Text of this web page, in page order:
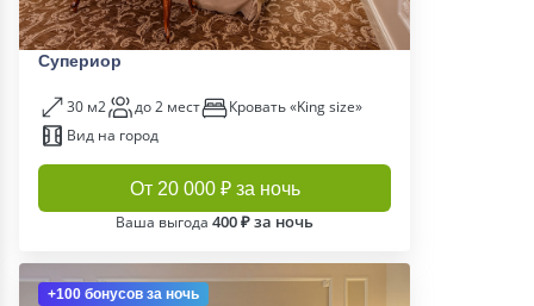
Супериор
30 м2 до 2 мест
Кровать «King size»
Вид на город
От 20 000 ₽ за ночь
Ваша выгода 400 ₽ за ночь
+100 бонусов за ночь